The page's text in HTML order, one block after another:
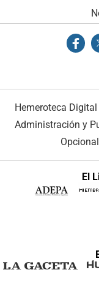
Hemeroteca
Administración y
El